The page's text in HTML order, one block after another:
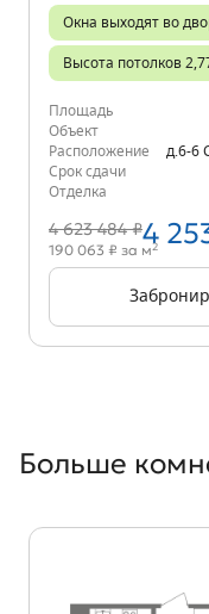
Окна выходят во
Высота потолков
Площадь
Объект
Расположение
д.6-6
Срок сдачи
Отделка
4 623 484 ₽4
190 063 ₽ за м2
Больше